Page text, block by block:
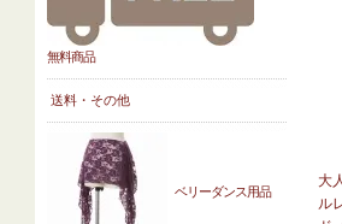
無料商品
送料・その他
ベリーダンス用品
大
ル